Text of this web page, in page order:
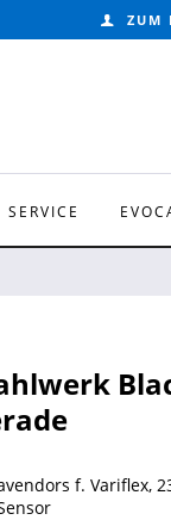
ZUM
f. Variflex,